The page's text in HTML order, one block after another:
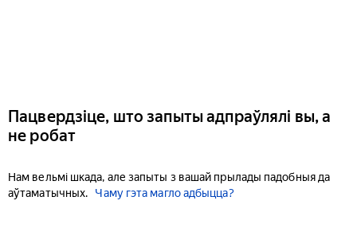
Пацвердзіце, што запыты адпраўлялі вы, а
не робат
Нам вельмі шкада, але запыты з вашай прылады падобныя да
аўтаматычных.
Чаму гэта магло адбыцца?